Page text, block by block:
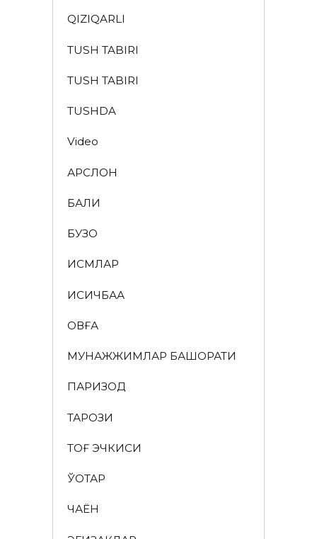
QIZIQARLI
TUSH TABIRI
TUSH TABIRI
TUSHDA
Video
АРСЛОН
БАЛИҚ
БУЗОҚ
ИСМЛАР
ҚИСҚИЧБАҚА
ҚОВҒА
МУНАЖЖИМЛАР БАШОРАТИ
ПАРИЗОД
ТАРОЗИ
ТОҒ ЭЧКИСИ
ЎҚОТАР
ЧАЁН